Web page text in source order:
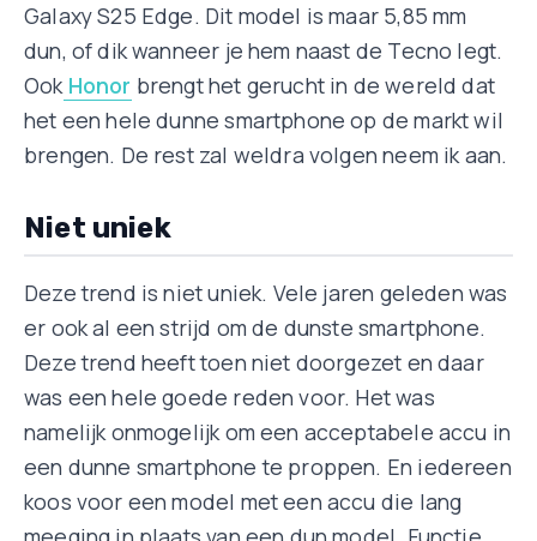
Galaxy S25 Edge. Dit model is maar 5,85 mm
dun, of dik wanneer je hem naast de Tecno legt.
OokHonor brengt het gerucht in de wereld dat
het een hele dunne smartphone op de markt wil
brengen. De rest zal weldra volgen neem ik aan.
Niet uniek
Deze trend is niet uniek. Vele jaren geleden was
er ook al een strijd om de dunste smartphone.
Deze trend heeft toen niet doorgezet en daar
was een hele goede reden voor. Het was
namelijk onmogelijk om een acceptabele accu in
een dunne smartphone te proppen. En iedereen
koos voor een model met een accu die lang